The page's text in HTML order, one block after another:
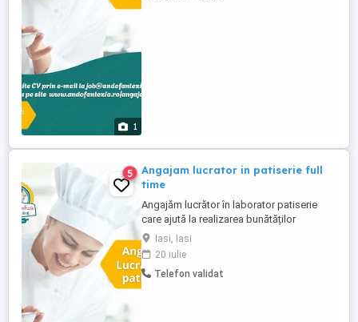
1
5
Angajam lucrator in patiserie full
time
Angajăm lucrător în laborator patiserie
care ajută la realizarea bunătăților
tradiționale, dispus să învețe și să
respecte rețetele noastre. Cerințe:
persoană harnică, implicată, bine
organizată, cu spirit de echipă noțiuni de
Iasi, Iasi
20 iulie
Telefon validat